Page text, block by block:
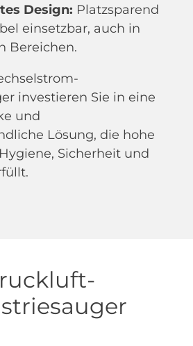
Design: Platzsparend
einsetzbar, auch in
Bereichen.
investieren Sie in eine
und
Lösung, die hohe
Sicherheit und